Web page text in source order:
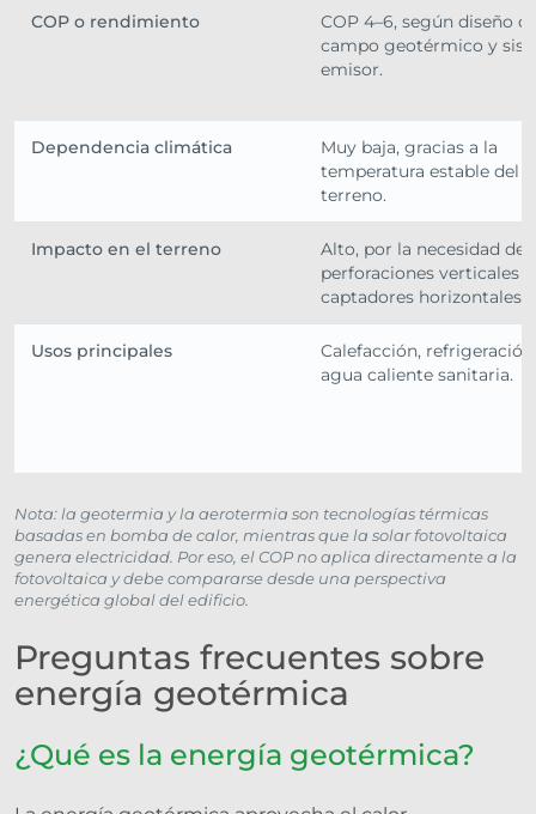
COP o rendimiento
COP 4–6, según diseño
campo geotérmico y
emisor.
Dependencia climática
Muy baja, gracias a la
temperatura estable del
terreno.
Impacto en el terreno
Alto, por la necesidad de
perforaciones verticales o
captadores horizontales.
Usos principales
Calefacción,
agua caliente sanitaria.
Nota: la geotermia y la aerotermia son tecnologías térmicas
basadas en bomba de calor, mientras que la solar fotovoltaica
genera electricidad. Por eso, el COP no aplica directamente a la
fotovoltaica y debe compararse desde una perspectiva
energética global del edificio.
Preguntas frecuentes sobre
energía geotérmica
¿Qué es la energía geotérmica?